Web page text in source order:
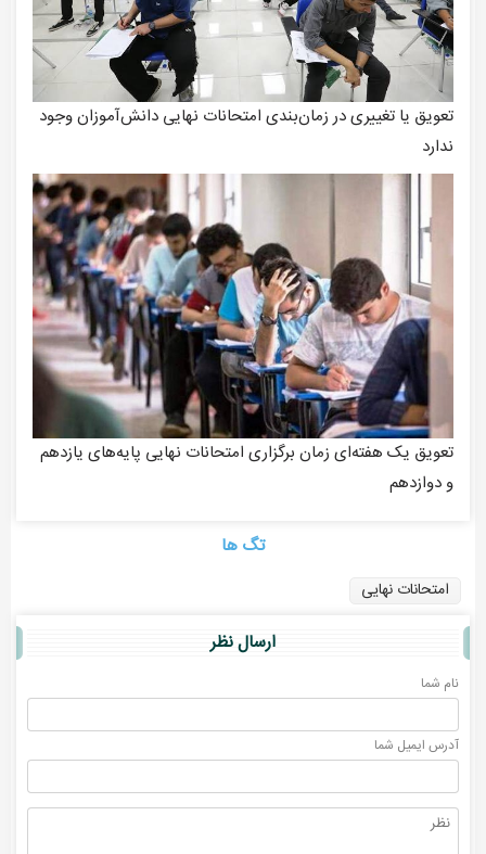
تعویق یا تغییری در زمان‌بندی امتحانات نهایی دانش‌آموزان وجود
ندارد
تعویق یک هفته‌ای زمان برگزاری امتحانات نهایی پایه‌های یازدهم
و دوازدهم
تگ ها
امتحانات نهایی
ارسال نظر
نام شما
آدرس ايميل شما